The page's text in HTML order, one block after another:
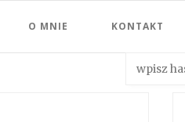
O MNIE KONTAKT